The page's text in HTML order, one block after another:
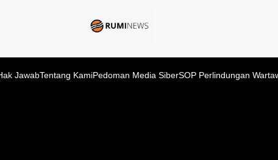
JawabTentang KamiPedoman Media SiberSOP Perlindungan